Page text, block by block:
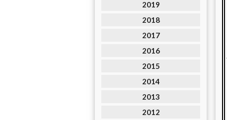
2019
2018
2017
2016
2015
2014
2013
2012